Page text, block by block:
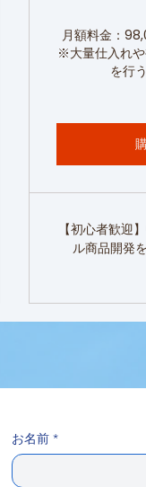
月額料金：
※大量仕入れ
を行
【初心者歓迎
ル商品開発
お名前 *